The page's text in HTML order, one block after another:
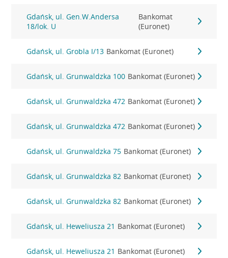
Gdańsk, ul. Gen.W.Andersa
18/lok. U
Bankomat
(Euronet)
Gdańsk, ul. Grobla I/13 Bankomat (Euronet)
Gdańsk, ul. Grunwaldzka 100 Bankomat (Euronet)
Gdańsk, ul. Grunwaldzka 472 Bankomat (Euronet)
Gdańsk, ul. Grunwaldzka 472 Bankomat (Euronet)
Gdańsk, ul. Grunwaldzka 75 Bankomat (Euronet)
Gdańsk, ul. Grunwaldzka 82 Bankomat (Euronet)
Gdańsk, ul. Grunwaldzka 82 Bankomat (Euronet)
Gdańsk, ul. Heweliusza 21 Bankomat (Euronet)
Gdańsk, ul. Heweliusza 21 Bankomat (Euronet)